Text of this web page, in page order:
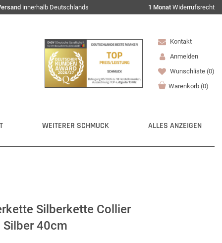
innerhalb Deutschlands 1 Monat Widerrufsrecht
Kontakt
Anmelden
Wunschliste (0)
Warenkorb (0)
WEITERER SCHMUCK ALLES ANZEIGEN
Silberkette Collier
40cm